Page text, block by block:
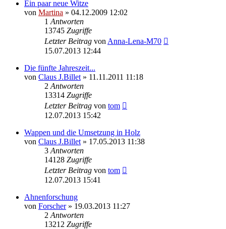
Ein paar neue Witze
von Martina » 04.12.2009 12:02
1 Antworten
13745 Zugriffe
Letzter Beitrag von Anna-Lena-M70
15.07.2013 12:44
Die fünfte Jahreszeit...
von Claus J.Billet » 11.11.2011 11:18
2 Antworten
13314 Zugriffe
Letzter Beitrag von tom
12.07.2013 15:42
Wappen und die Umsetzung in Holz
von Claus J.Billet » 17.05.2013 11:38
3 Antworten
14128 Zugriffe
Letzter Beitrag von tom
12.07.2013 15:41
Ahnenforschung
von Forscher» 19.03.2013 11:27
2 Antworten
13212 Zugriffe